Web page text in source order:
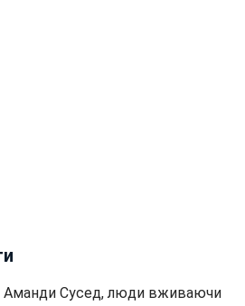
Аманди Сусед, люди вживаючи